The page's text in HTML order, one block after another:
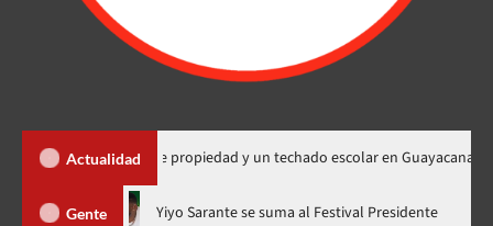
Actualidad
450 títulos de propiedad y un techado escolar en Guayacanal
Gente
en nuevo horario Yiyo Sarante se suma al Festival